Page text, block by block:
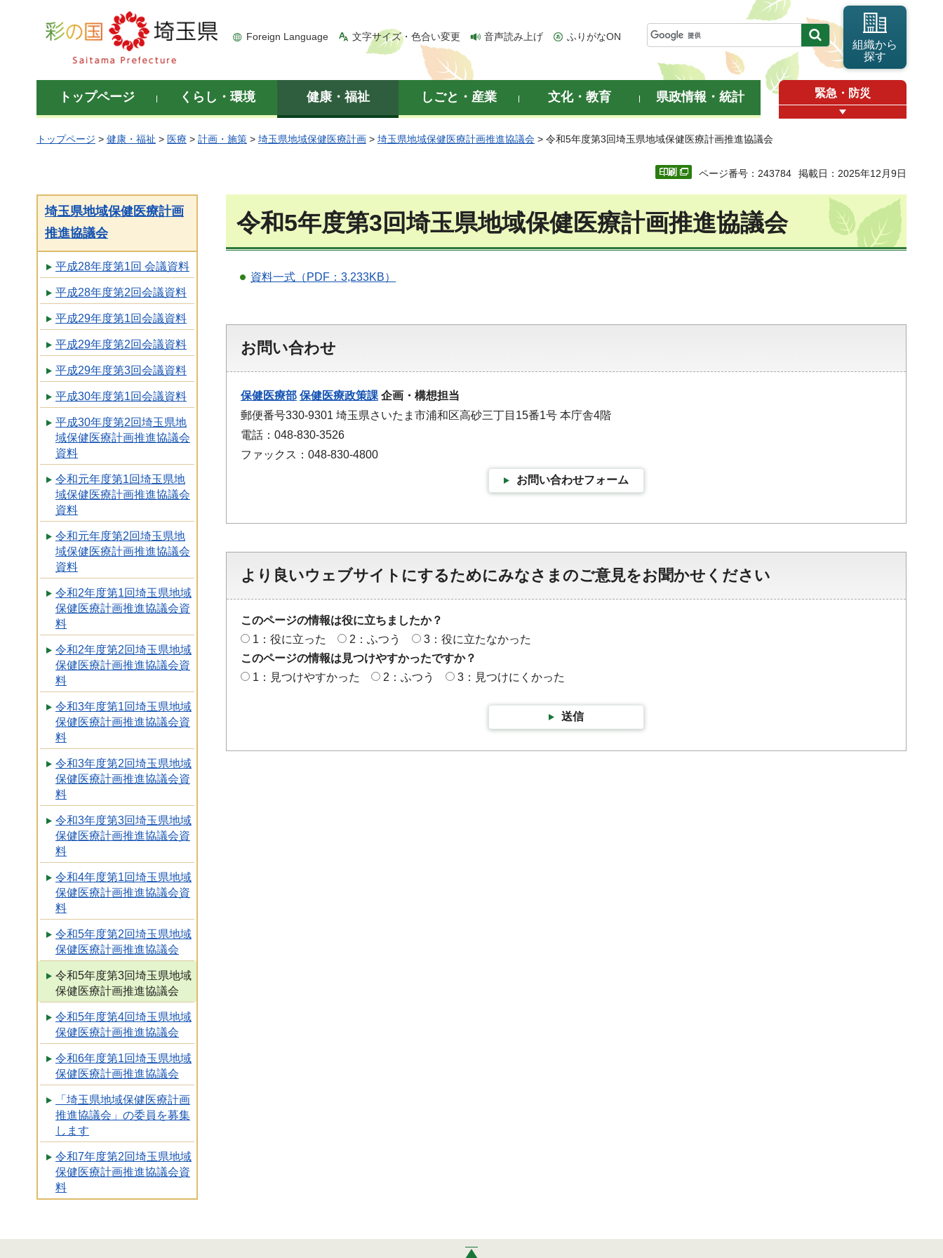
彩の国 埼玉県
Foreign Language 文字サイズ・色合い変更 音声読み上げ ふりがなON
組織から
探す
トップページ くらし・環境 健康・福祉 しごと・産業 文化・教育 県政情報・統計 緊急・防災
トップページ > 健康・福祉 > 医療 > 計画・施策 > 埼玉県地域保健医療計画 > 埼玉県地域保健医療計画推進協議会 > 令和5年度第3回埼玉県地域保健医療計画推進協議会
ページ番号：243784 掲載日：2025年12月9日
埼玉県地域保健医療計画
推進協議会
平成28年度第1回 会議資料
平成28年度第2回会議資料
平成29年度第1回会議資料
平成29年度第2回会議資料
平成29年度第3回会議資料
平成30年度第1回会議資料
平成30年度第2回埼玉県地
域保健医療計画推進協議会
資料
令和元年度第1回埼玉県地
域保健医療計画推進協議会
資料
令和元年度第2回埼玉県地
域保健医療計画推進協議会
資料
令和2年度第1回埼玉県地域
保健医療計画推進協議会資
料
令和2年度第2回埼玉県地域
保健医療計画推進協議会資
料
令和3年度第1回埼玉県地域
保健医療計画推進協議会資
料
令和3年度第2回埼玉県地域
保健医療計画推進協議会資
料
令和3年度第3回埼玉県地域
保健医療計画推進協議会資
料
令和4年度第1回埼玉県地域
保健医療計画推進協議会資
料
令和5年度第2回埼玉県地域
保健医療計画推進協議会
令和5年度第3回埼玉県地域
保健医療計画推進協議会
令和5年度第4回埼玉県地域
保健医療計画推進協議会
令和6年度第1回埼玉県地域
保健医療計画推進協議会
「埼玉県地域保健医療計画
推進協議会」の委員を募集
します
令和7年度第2回埼玉県地域
保健医療計画推進協議会資
料
令和5年度第3回埼玉県地域保健医療計画推進協議会
資料一式（PDF：3,233KB）
お問い合わせ
保健医療部 保健医療政策課 企画・構想担当
郵便番号330-9301 埼玉県さいたま市浦和区高砂三丁目15番1号 本庁舎4階
電話：048-830-3526
ファックス：048-830-4800
お問い合わせフォーム
より良いウェブサイトにするためにみなさまのご意見をお聞かせください
このページの情報は役に立ちましたか？
1：役に立った
2：ふつう
3：役に立たなかった
このページの情報は見つけやすかったですか？
1：見つけやすかった
2：ふつう 3：見つけにくかった
送信